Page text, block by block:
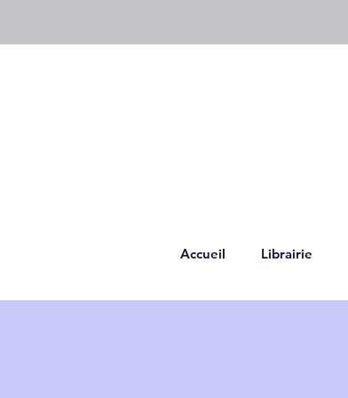
Accueil Librairie